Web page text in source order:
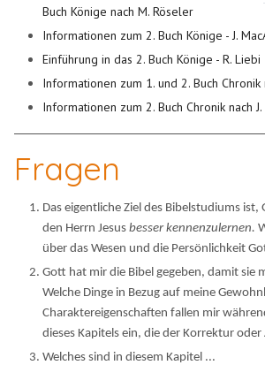
Buch Könige nach M. Röseler
Informationen zum 2. Buch Könige - J.
Einführung in das 2. Buch Könige - R. Liebi
Informationen zum 1. und 2. Buch Chronik
Informationen zum 2. Buch Chronik nach
Fragen
Das eigentliche Ziel des Bibelstudiums ist,
den Herrn Jesusbesser kennenzulernen.
über das Wesen und die Persönlichkeit
Gott hat mir die Bibel gegeben, damit sie
Welche Dinge in Bezug auf meine
Charaktereigenschaften fallen mir
dieses Kapitels ein, die der Korrektur
Welches sind in diesem Kapitel ...